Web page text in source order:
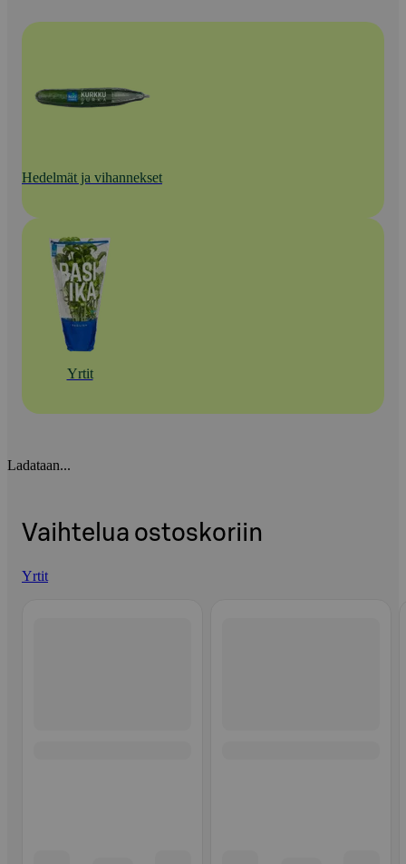
Hedelmät ja vihannekset
Yrtit
Ladataan...
Vaihtelua ostoskoriin
Yrtit